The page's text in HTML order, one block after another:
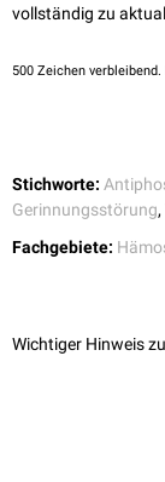
nachgewiesen
Aussagekraft
Anti-Cardiolipin-
Um ein
von Anti-Beta-2-
bestätigt werden, da
klinische
vollständig zu
500 Zeichen
Stichworte:
Gerinnungsstörung,
Fachgebiete:
Wichtiger Hinweis